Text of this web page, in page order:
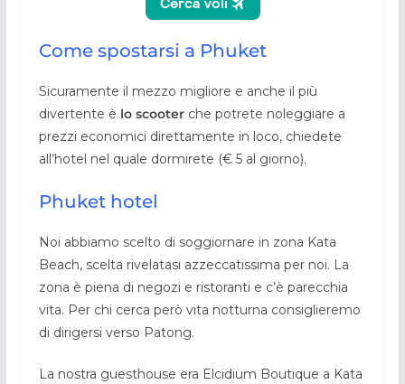
Come spostarsi a Phuket
Sicuramente il mezzo migliore e anche il più
divertente è lo scooterche potrete noleggiare a
prezzi economici direttamente in loco, chiedete
all’hotel nel quale dormirete (€ 5 al giorno).
Phuket hotel
Noi abbiamo scelto di soggiornare in zona Kata
Beach, scelta rivelatasi azzeccatissima per noi. La
zona è piena di negozi e ristoranti e c’è parecchia
vita. Per chi cerca però vita notturna consiglieremo
di dirigersi verso Patong.
La nostra guesthouse era Elcidium Boutique a Kata